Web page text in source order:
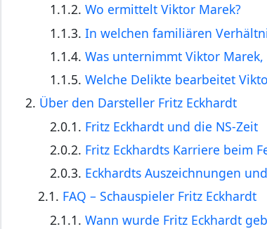
1.1.2.Wo ermittelt Viktor Marek?
1.1.3.In welchen familiären
1.1.4.Was unternimmt Viktor
1.1.5.Welche Delikte bearbeitet
2. Über den Darsteller Fritz Eckhardt
2.0.1. Fritz Eckhardt und die NS-Zeit
2.0.2. Fritz Eckhardts Karriere beim
2.0.3. Eckhardts Auszeichnungen
2.1. FAQ – Schauspieler Fritz Eckhardt
2.1.1.Wann wurde Fritz Eckhardt